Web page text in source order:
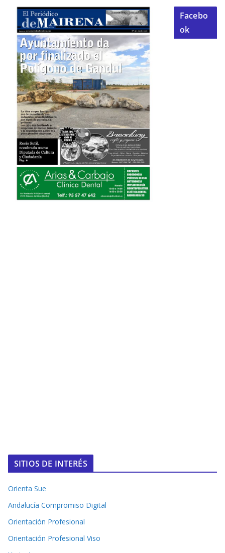
Facebo
ok
SITIOS DE INTERÉS
Orienta Sue
Andalucía Compromiso Digital
Orientación Profesional
Orientación Profesional Viso